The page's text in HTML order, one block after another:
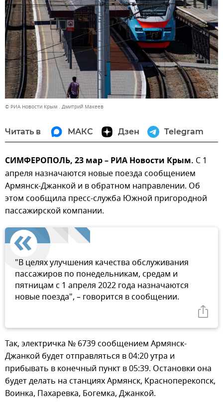
© РИА Новости Крым . Дмитрий Макеев
Читать в МАКС Дзен Telegram
СИМФЕРОПОЛЬ, 23 мар – РИА Новости Крым. С 1
апреля назначаются новые поезда сообщением
Армянск-Джанкой и в обратном направлении. Об
этом сообщила пресс-служба Южной пригородной
пассажирской компании.
"В целях улучшения качества обслуживания
пассажиров по понедельникам, средам и
пятницам с 1 апреля 2022 года назначаются
новые поезда", – говорится в сообщении.
Так, электричка № 6739 сообщением Армянск-
Джанкой будет отправляться в 04:20 утра и
прибывать в конечный пункт в 05:39. Остановки она
будет делать на станциях Армянск, Красноперекопск,
Воинка, Пахаревка, Богемка, Джанкой.